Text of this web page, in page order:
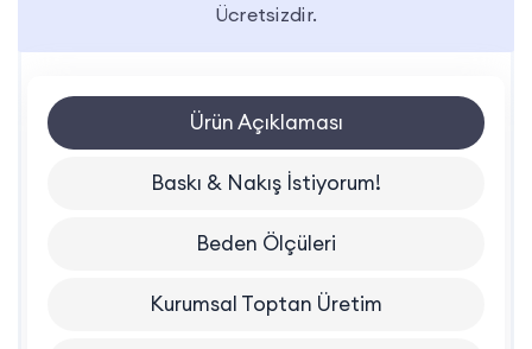
Ücretsizdir.
Ürün Açıklaması
Baskı & Nakış İstiyorum!
Beden Ölçüleri
Kurumsal Toptan Üretim